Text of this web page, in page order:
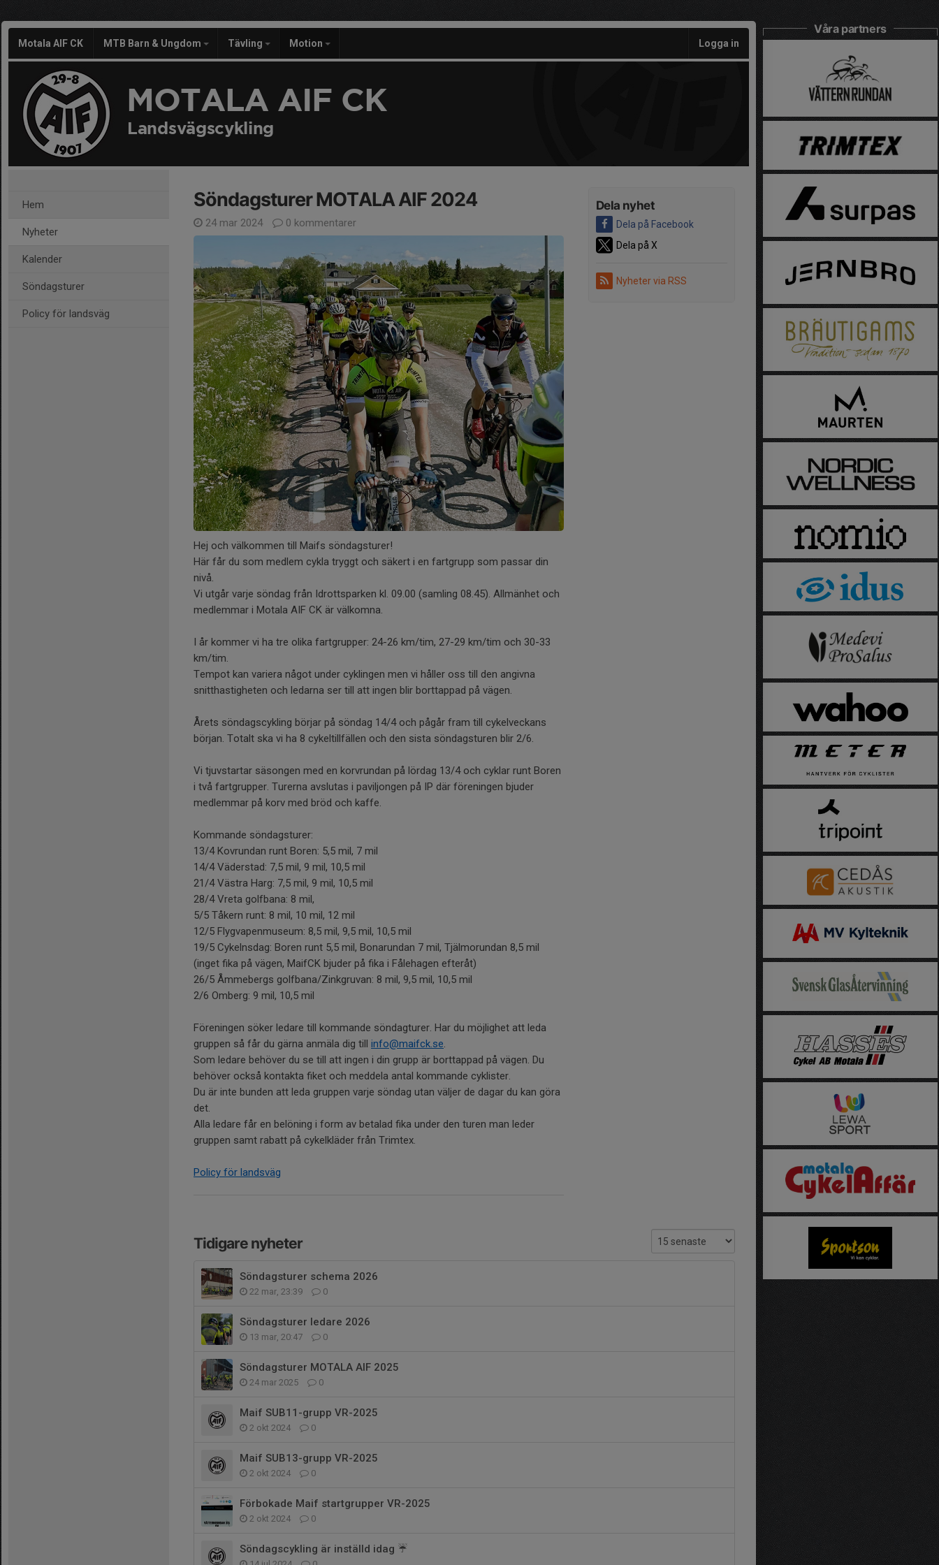
Motala AIF CK MTB Barn & Ungdom Tävling Motion Logga in
MOTALA AIF CK
Landsvägscykling
Hem
Nyheter
Kalender
Söndagsturer
Policy för landsväg
Dela nyhet
Dela på Facebook
Dela på X
Nyheter via RSS
Söndagsturer MOTALA AIF 2024
24 mar 2024 0 kommentarer
Hej och välkommen till Maifs söndagsturer!
Här får du som medlem cykla tryggt och säkert i en fartgrupp som passar din
nivå.
Vi utgår varje söndag från Idrottsparken kl. 09.00 (samling 08.45). Allmänhet och
medlemmar i Motala AIF CK är välkomna.
I år kommer vi ha tre olika fartgrupper: 24-26 km/tim, 27-29 km/tim och 30-33
km/tim.
Tempot kan variera något under cyklingen men vi håller oss till den angivna
snitthastigheten och ledarna ser till att ingen blir borttappad på vägen.
Årets söndagscykling börjar på söndag 14/4 och pågår fram till cykelveckans
början. Totalt ska vi ha 8 cykeltillfällen och den sista söndagsturen blir 2/6.
Vi tjuvstartar säsongen med en korvrundan på lördag 13/4 och cyklar runt Boren
i två fartgrupper. Turerna avslutas i paviljongen på IP där föreningen bjuder
medlemmar på korv med bröd och kaffe.
Kommande söndagsturer:
13/4 Kovrundan runt Boren: 5,5 mil, 7 mil
14/4 Väderstad: 7,5 mil, 9 mil, 10,5 mil
21/4 Västra Harg: 7,5 mil, 9 mil, 10,5 mil
28/4 Vreta golfbana: 8 mil,
5/5 Tåkern runt: 8 mil, 10 mil, 12 mil
12/5 Flygvapenmuseum: 8,5 mil, 9,5 mil, 10,5 mil
19/5 Cykelnsdag: Boren runt 5,5 mil, Bonarundan 7 mil, Tjälmorundan 8,5 mil
(inget fika på vägen, MaifCK bjuder på fika i Fålehagen efteråt)
26/5 Åmmebergs golfbana/Zinkgruvan: 8 mil, 9,5 mil, 10,5 mil
2/6 Omberg: 9 mil, 10,5 mil
Föreningen söker ledare till kommande söndagturer. Har du möjlighet att leda
gruppen så får du gärna anmäla dig till info@maifck.se.
Som ledare behöver du se till att ingen i din grupp är borttappad på vägen. Du
behöver också kontakta fiket och meddela antal kommande cyklister.
Du är inte bunden att leda gruppen varje söndag utan väljer de dagar du kan göra
det.
Alla ledare får en belöning i form av betalad fika under den turen man leder
gruppen samt rabatt på cykelkläder från Trimtex.
Policy för landsväg
Tidigare nyheter
Söndagsturer schema 2026
22 mar, 23:39 0
Söndagsturer ledare 2026
13 mar, 20:47 0
Söndagsturer MOTALA AIF 2025
24 mar 2025 0
Maif SUB11-grupp VR-2025
2 okt 2024 0
Maif SUB13-grupp VR-2025
2 okt 2024 0
Förbokade Maif startgrupper VR-2025
2 okt 2024 0
Söndagscykling är inställd idag ☔️
Våra partners